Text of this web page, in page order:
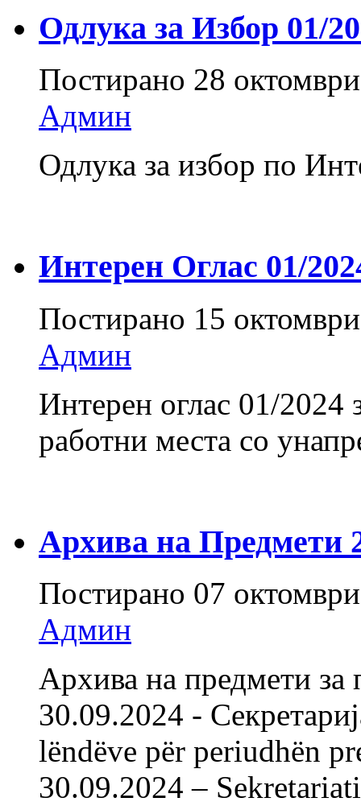
Одлука за Избор 01/
Постирано 28
Админ
Одлука за избор по
Интерен Оглас 01/
Постирано 15
Админ
Интерен оглас 01/2024
работни места со
Архива на Предмети
Постирано 07
Админ
Архива на предмети
30.09.2024 -
lëndëve për periudhën
30.09.2024 –